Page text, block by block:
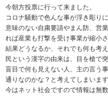
今朝方投票に行って来ました。
コロナ騒動で色んな事が浮き彫り
意味のない自粛要請やまん防、営
れば産業も打撃を受け事業が縮小
結果どうなるか、それでも何も考
民という漢字の由来は、目を槍で
盲目で何も見えない人、主の言う
通りなのかな？と考えてしまいます
今はネット社会ですので情報は無数